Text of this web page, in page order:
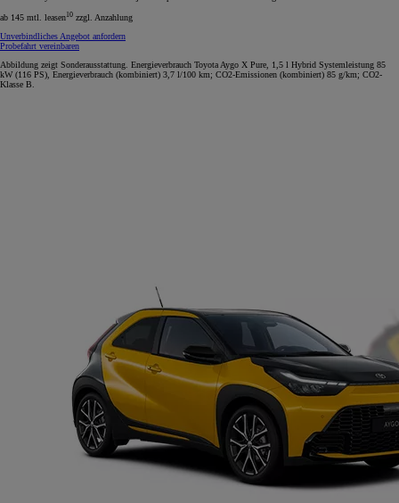
ab 145 mtl. leasen10 zzgl. Anzahlung
Unverbindliches Angebot anfordern
Probefahrt vereinbaren
Abbildung zeigt Sonderausstattung. Energieverbrauch Toyota Aygo X Pure, 1,5 l Hybrid Systemleistung 85
kW (116 PS), Energieverbrauch (kombiniert) 3,7 l/100 km; CO2-Emissionen (kombiniert) 85 g/km; CO2-
Klasse B.